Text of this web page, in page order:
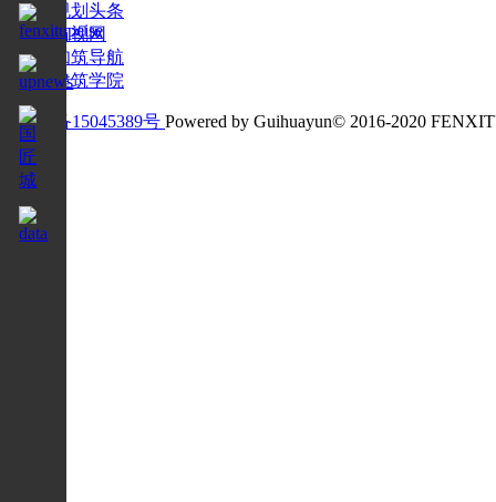
规划头条
筑视网
知筑导航
建筑学院
沪ICP备15045389号 Powered by Guihuayun© 2016-2020
反馈